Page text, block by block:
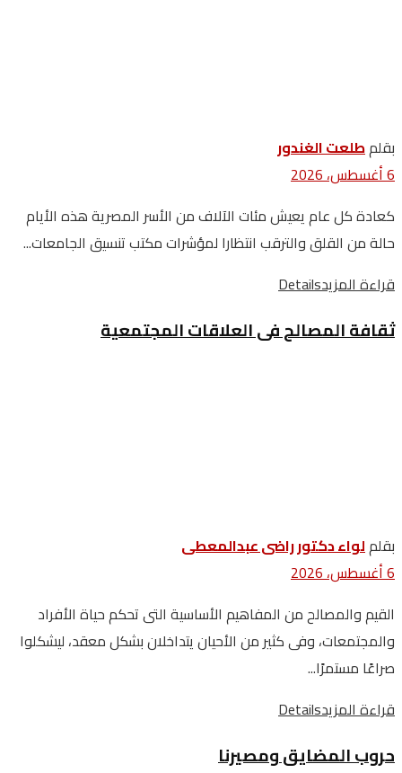
بقلمطلعت الغندور
6 أغسطس، 2026
كعادة كل عام يعيش مئات الآلاف من الأسر المصرية هذه الأيام
حالة من القلق والترقب انتظارا لمؤشرات مكتب تنسيق الجامعات...
قراءة المزيدDetails
ثقافة المصالح فى العلاقات المجتمعية
بقلملواء دكتور راضى عبدالمعطى
6 أغسطس، 2026
القيم والمصالح من المفاهيم الأساسية التى تحكم حياة الأفراد
والمجتمعات، وفى كثير من الأحيان يتداخلان بشكل معقد، ليشكلوا
صراعًا مستمرًا...
قراءة المزيدDetails
حروب المضايق ومصيرنا